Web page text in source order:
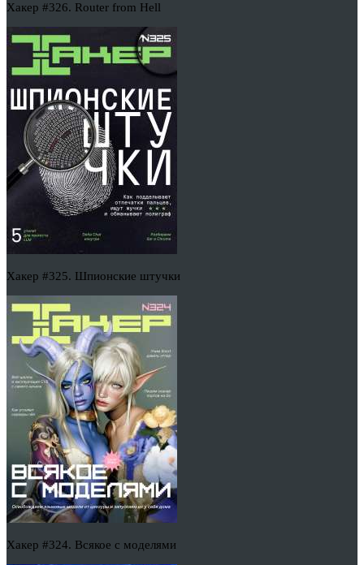
Хакер #326. Router from Hell
Хакер #325. Шпионские штучки
Хакер #324. Всякое с моделями